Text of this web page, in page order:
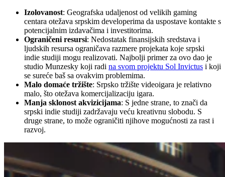
Izolovanost: Geografska udaljenost od velikih gaming
centara otežava srpskim developerima da uspostave kontakte s
potencijalnim izdavačima i investitorima.
Ograničeni resursi: Nedostatak finansijskih sredstava i
ljudskih resursa ograničava razmere projekata koje srpski
indie studiji mogu realizovati. Najbolji primer za ovo dao je
studio Munzesky koji radi na svom projektu Sol Invictus i koji
se sureće baš sa ovakvim problemima.
Malo domaće tržište: Srpsko tržište videoigara je relativno
malo, što otežava komercijalizaciju igara.
Manja sklonost akvizicijama: S jedne strane, to znači da
srpski indie studiji zadržavaju veću kreativnu slobodu. S
druge strane, to može ograničiti njihove mogućnosti za rast i
razvoj.